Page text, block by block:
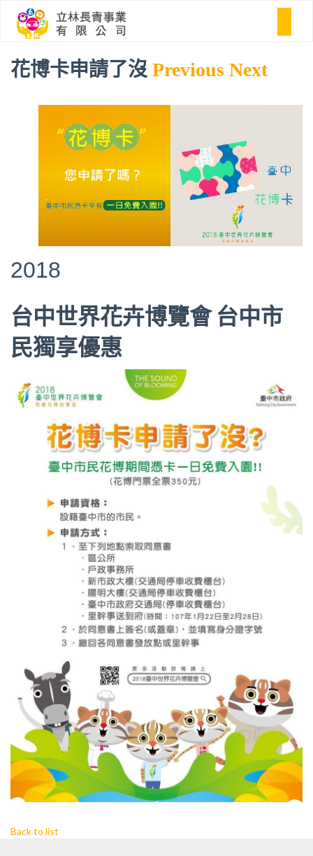
花博卡申請了沒 Previous Next
2018
台中世界花卉博覽會 台中市
民獨享優惠
Back to list